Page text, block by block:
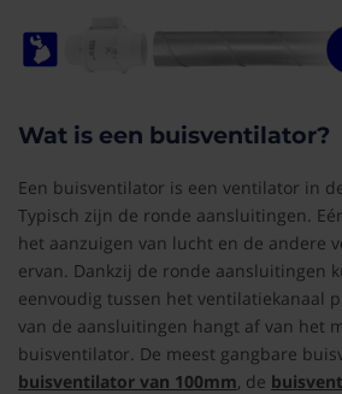
Wat is een buisventilator?
Een buisventilator is een ventilator in
Typisch zijn de ronde aansluitingen.
het aanzuigen van lucht en de andere
ervan. Dankzij de ronde aansluitingen
eenvoudig tussen het ventilatiekanaal
van de aansluitingen hangt af van het
buisventilator. De meest gangbare
buisventilator van 100mm, de